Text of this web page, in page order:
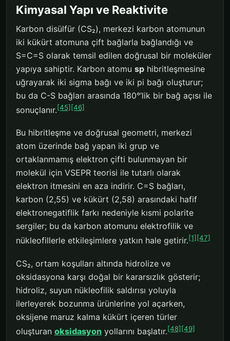
Kimyasal Yapı ve Reaktivite
Karbon disülfür (CS₂), merkezi karbon atomunun
iki kükürt atomuna çift bağlarla bağlandığı ve
S=C=S olarak temsil edilen doğrusal bir moleküler
yapıya sahiptir. Karbon atomu sp hibritleşmesine
uğrayarak iki sigma bağı ve iki pi bağı oluşturur;
bu da C-S bağları arasında 180°’lik bir bağ açısı ile
sonuçlanır.[45] [46]
Bu hibritleşme ve doğrusal geometri, merkezi
atom üzerinde bağ yapan iki grup ve
ortaklanmamış elektron çifti bulunmayan bir
molekül için VSEPR teorisi ile tutarlı olarak
elektron itmesini en aza indirir. C=S bağları,
karbon (2,55) ve kükürt (2,58) arasındaki hafif
elektronegatiflik farkı nedeniyle kısmi polarite
sergiler; bu da karbon atomunu elektrofilik ve
nükleofillerle etkileşimlere yatkın hale getirir.[1] [47]
CS₂, ortam koşulları altında hidrolize ve
oksidasyona karşı doğal bir kararsızlık gösterir;
hidroliz, suyun nükleofilik saldırısı yoluyla
ilerleyerek bozunma ürünlerine yol açarken,
oksijene maruz kalma kükürt içeren türler
oluşturan oksidasyon yollarını başlatır.[48] [49]